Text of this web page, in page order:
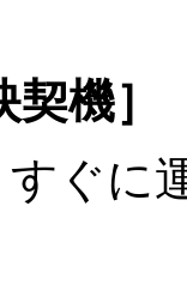
機］
ぐに